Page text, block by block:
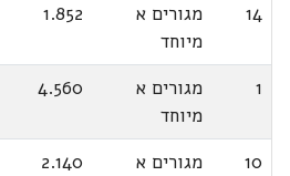
14
מגורים א
מיוחד
1.852
1
מגורים א
מיוחד
4.560
10
מגורים א
2.140